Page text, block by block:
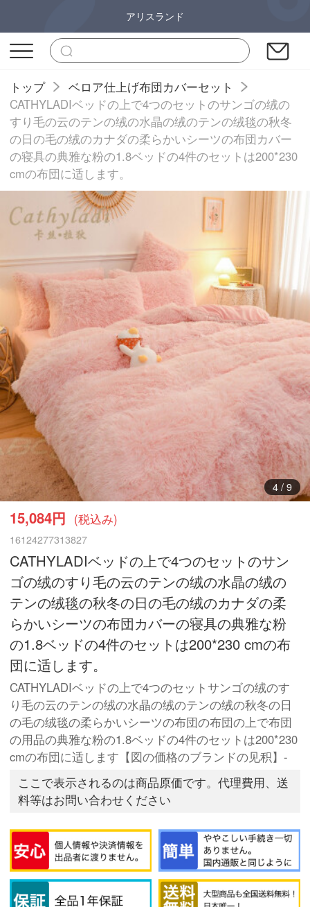
アリスランド
トップ
ベロア仕上げ布団カバーセット
CATHYLADIベッドの上で4つのセットのサンゴの绒の
すり毛の云のテンの绒の水晶の绒のテンの绒毯の秋冬
の日の毛の绒のカナダの柔らかいシーツの布団カバー
の寝具の典雅な粉の1.8ベッドの4件のセットは200*230
cmの布団に适します。
5/ 9
15,084円 (税込み)
16124277313827
CATHYLADIベッドの上で4つのセットのサン
ゴの绒のすり毛の云のテンの绒の水晶の绒の
テンの绒毯の秋冬の日の毛の绒のカナダの柔
らかいシーツの布団カバーの寝具の典雅な粉
の1.8ベッドの4件のセットは200*230 cmの布
団に适します。
CATHYLADIベッドの上で4つのセットサンゴの绒のす
り毛の云のテンの绒の水晶の绒のテンの绒の秋冬の日
の毛の绒毯の柔らかいシーツの布団の布団の上で布団
の用品の典雅な粉の1.8ベッドの4件のセットは200*230
cmの布団に适します【図の価格のブランドの见积】-
ここで表示されるのは商品原価です。代理費用、送
料等はお問い合わせください